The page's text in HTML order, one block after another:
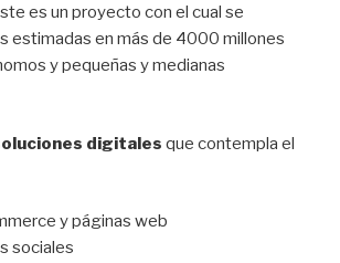
es un proyecto con el cual se
estimadas en más de 4000 millones
y pequeñas y medianas
digitales que contempla el
y páginas web
sociales